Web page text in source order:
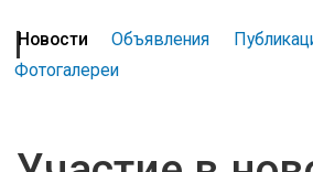
Новости Объявления
Фотогалереи